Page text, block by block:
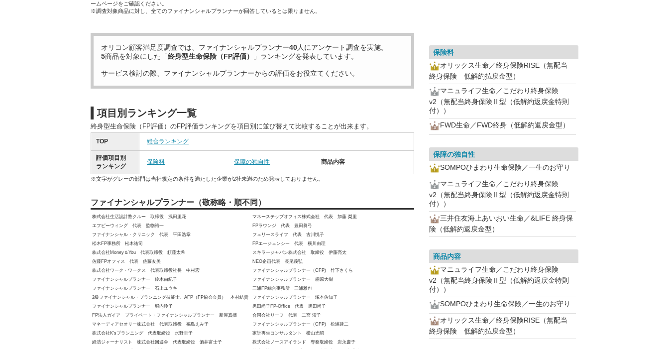
ームページをご確認ください。
※調査対象商品に対し、全てのファイナンシャルプランナーが回答しているとは限りません。
オリコン顧客満足度調査では、ファイナンシャルプランナー40人にアンケート調査を実施。
5商品を対象にした「終身型生命保険（FP評価） 」ランキングを発表しています。
サービス検討の際、ファイナンシャルプランナーからの評価をお役立てください。
項目別ランキング一覧
終身型生命保険（FP評価）のFP評価ランキングを項目別に並び替えて比較することが出来ます。
TOP 総合ランキング
評価項目別
ランキング
保険料 保障の独自性 商品内容
※文字がグレーの部門は当社規定の条件を満たした企業が2社未満のため発表しておりません。
ファイナンシャルプランナー（敬称略・順不同）
株式会社生活設計塾クルー 取締役 浅田里花
マネーステップオフィス株式会社 代表 加藤 梨里
エフピーウィング 代表 監物裕一
FPラウンジ 代表 豊田眞弓
ファイナンシャル・クリニック 代表 平田浩章
フェリースライフ 代表 古川悦子
松木FP事務所 松木祐司
FPエージェンシー 代表 横川由理
株式会社Money＆You 代表取締役 頼藤太希
スキラージャパン株式会社 取締役 伊藤亮太
佐藤FPオフィス 代表 佐藤友美
NEO企画代表 長尾義弘
株式会社ワーク・ワークス 代表取締役社長 中村宏
ファイナンシャルプランナー（CFP) 竹下さくら
ファイナンシャルプランナー 鈴木由紀子
ファイナンシャルプランナー 桐原大樹
ファイナンシャルプランナー 石上ユウキ
三浦FP綜合事務所 三浦雅也
2級ファイナンシャル・プランニング技能士、AFP（FP協会会員） 本村結貴
ファイナンシャルプランナー 塚本佐知子
ファイナンシャルプランナー 堀内玲子
黒田尚子FP-Office 代表 黒田尚子
FP法人ガイア プライベート・ファイナンシャルプランナー 新屋真摘
合同会社リーフ 代表 二宮 清子
マネーディアセオリー株式会社 代表取締役 福島えみ子
ファイナンシャルプランナー（CFP) 松浦建二
株式会社K'sプランニング 代表取締役 水野圭子
家計再生コンサルタント 横山光昭
経済ジャーナリスト 株式会社回遊舎 代表取締役 酒井富士子
株式会社ノースアイランド 専務取締役 岩永慶子
保険料
オリックス生命／終身保険RISE（無配当
終身保険 低解約払戻金型）
マニュライフ生命／こだわり終身保険
v2（無配当終身保険Ⅱ型（低解約返戻金特則
付））
FWD生命／FWD終身（低解約返戻金型）
保障の独自性
SOMPOひまわり生命保険／一生のお守り
マニュライフ生命／こだわり終身保険
v2（無配当終身保険Ⅱ型（低解約返戻金特則
付））
三井住友海上あいおい生命／&LIFE 終身保
険（低解約返戻金型）
商品内容
マニュライフ生命／こだわり終身保険
v2（無配当終身保険Ⅱ型（低解約返戻金特則
付））
SOMPOひまわり生命保険／一生のお守り
オリックス生命／終身保険RISE（無配当
終身保険 低解約払戻金型）